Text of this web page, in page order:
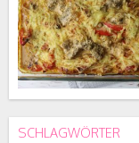
SCHLAGWÖRTER